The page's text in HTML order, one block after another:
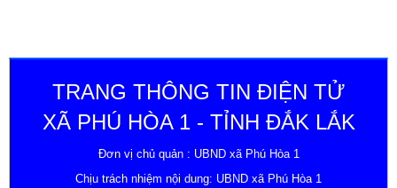
TRANG THÔNG TIN ĐIỆN TỬ
XÃ PHÚ HÒA 1 - TỈNH ĐẮK LẮK
Đơn vị chủ quản : UBND xã Phú Hòa 1
Chịu trách nhiệm nội dung: UBND xã Phú Hòa 1